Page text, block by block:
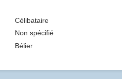
Célibataire
Non spécifié
Bélier